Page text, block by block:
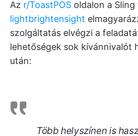
Az r/ToastPOS oldalon a
lightbrightensight
szolgáltatás elvégzi a
lehetőségek sok kívánnivalót
után:
Több helyszínen is